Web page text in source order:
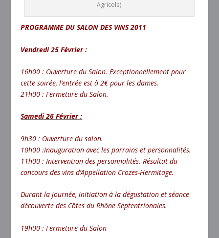
Agricole).
PROGRAMME DU SALON DES VINS 2011
Vendredi 25 Février :
16h00 : Ouverture du Salon. Exceptionnellement pour
cette soirée, l’entrée est à 2€ pour les dames.
21h00 : Fermeture du Salon.
Samedi 26 Février :
9h30 : Ouverture du salon.
10h00 :Inauguration avec les parrains et personnalités.
11h00 : Intervention des personnalités. Résultat du
concours des vins d’Appellation Crozes-Hermitage.
Durant la journée, initiation à la dégustation et séance
découverte des Côtes du Rhône Septentrionales.
19h00 : Fermeture du Salon